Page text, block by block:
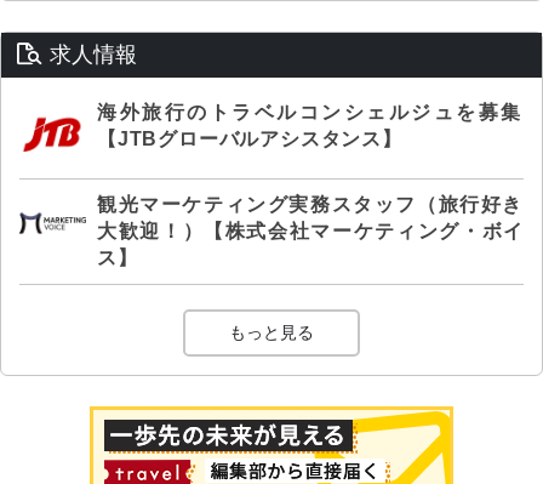
求人情報
海外旅行のトラベルコンシェルジュを募集
【JTBグローバルアシスタンス】
観光マーケティング実務スタッフ（旅行好き
大歓迎！）【株式会社マーケティング・ボイ
ス】
もっと見る